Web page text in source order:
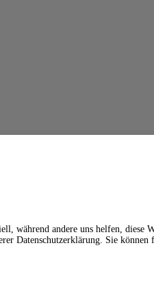
während andere uns helfen, diese
Datenschutzerklärung. Sie können